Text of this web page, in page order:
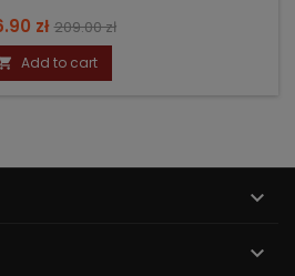
zł Regular
price
209.00 zł
Add to cart

